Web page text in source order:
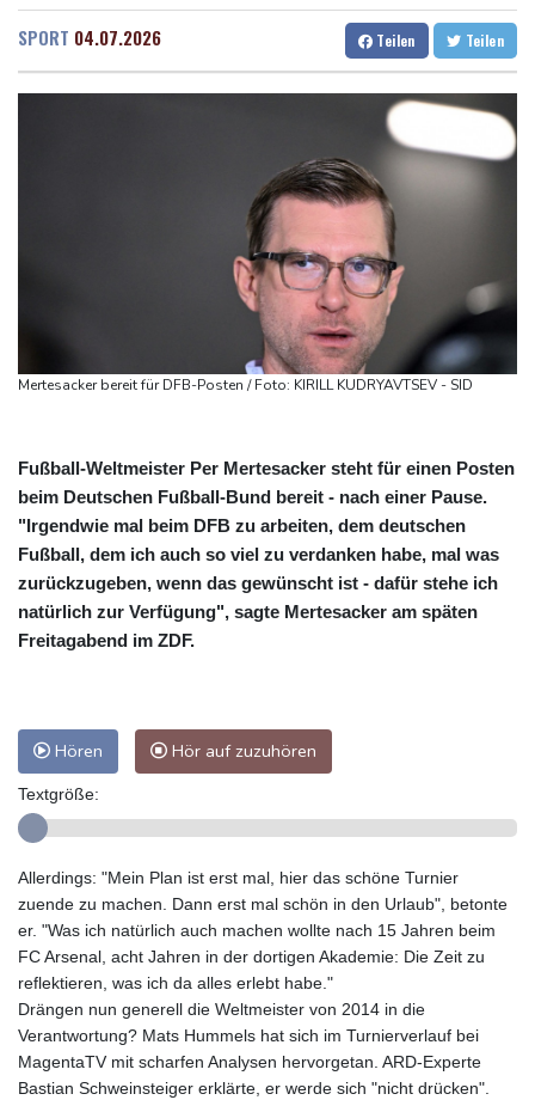
Rostock
Stuttgart
17 °C
Dresden
17 °C Wien
22 °C
Salzburg
21 °C
Größer als alle bisherigen US-Anlagen: Amazon finanziert für
Nächste Pleite im Leagues Cup für Müller und Vancouver
Nowotny sieht Klopp als mögliche Stütze im Jugendbereich
Bayer-Boss Carro: "Wir wollen Titel gewinnen"
Bericht: EU importiert wieder mehr Flüssiggas aus Russland
Militärverwaltung: Mindestens drei Tote durch russische Angriffe
SPORT 04.07.2026 Teilen Teilen
Mertesacker bereit für DFB-Posten / Foto: KIRILL KUDRYAVTSEV - SID
Fußball-Weltmeister Per Mertesacker steht für einen Posten
beim Deutschen Fußball-Bund bereit - nach einer Pause.
"Irgendwie mal beim DFB zu arbeiten, dem deutschen
Fußball, dem ich auch so viel zu verdanken habe, mal was
zurückzugeben, wenn das gewünscht ist - dafür stehe ich
natürlich zur Verfügung", sagte Mertesacker am späten
Freitagabend im ZDF.
Hören Hör auf zuzuhören
Textgröße:
Allerdings: "Mein Plan ist erst mal, hier das schöne Turnier
zuende zu machen. Dann erst mal schön in den Urlaub", betonte
er. "Was ich natürlich auch machen wollte nach 15 Jahren beim
FC Arsenal, acht Jahren in der dortigen Akademie: Die Zeit zu
reflektieren, was ich da alles erlebt habe."
Drängen nun generell die Weltmeister von 2014 in die
Verantwortung? Mats Hummels hat sich im Turnierverlauf bei
MagentaTV mit scharfen Analysen hervorgetan. ARD-Experte
Bastian Schweinsteiger erklärte, er werde sich "nicht drücken".